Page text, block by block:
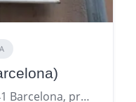
Carrer De L'art 15, 08041 Barcelona, provincia de Barcelona, España